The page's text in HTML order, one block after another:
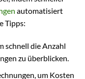
automatisiert
Tipps:
schnell die Anzahl
zu überblicken.
um Kosten